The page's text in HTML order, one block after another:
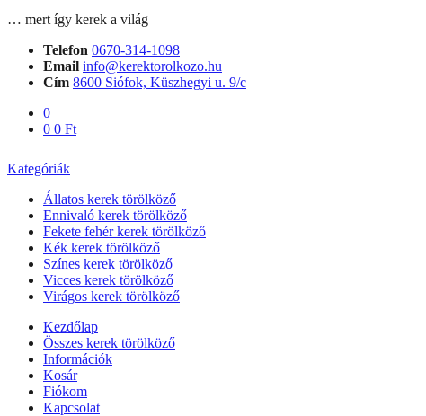
… mert így kerek a világ
Telefon 0670-314-1098
Email info@kerektorolkozo.hu
Cím 8600 Siófok, Küszhegyi u. 9/c
0
0 0 Ft
Kategóriák
Állatos kerek törölköző
Ennivaló kerek törölköző
Fekete fehér kerek törölköző
Kék kerek törölköző
Színes kerek törölköző
Vicces kerek törölköző
Virágos kerek törölköző
Kezdőlap
Összes kerek törölköző
Információk
Kosár
Fiókom
Kapcsolat